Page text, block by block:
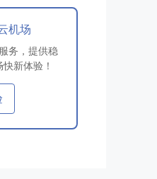
机场
务，提供稳
新体验！